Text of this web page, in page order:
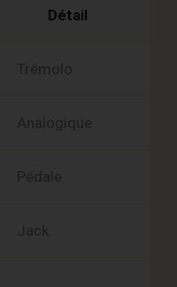
Détail
Trémolo
Analogique
Pédale
Jack